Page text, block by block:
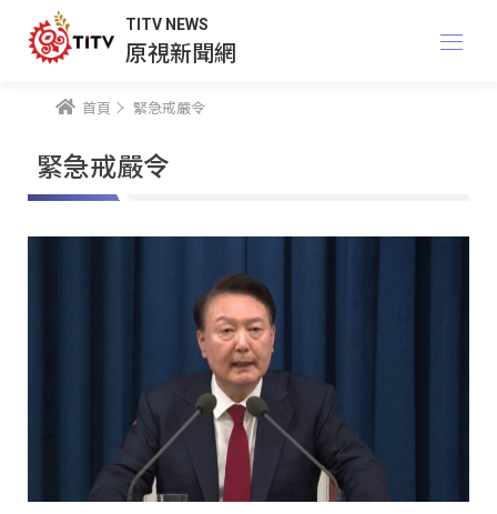
TITV NEWS
原視新聞網
首頁 緊急戒嚴令
緊急戒嚴令